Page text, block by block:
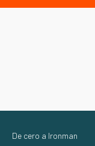
De cero a Ironman